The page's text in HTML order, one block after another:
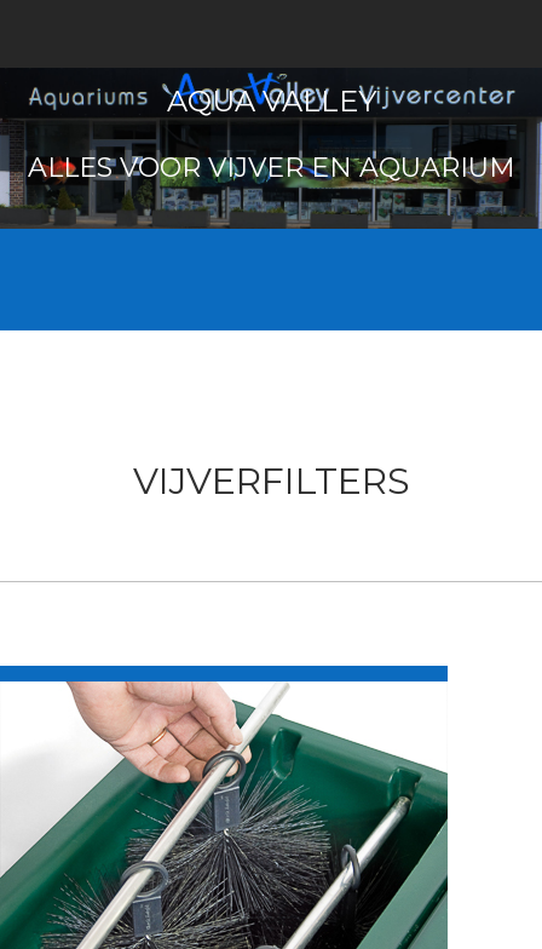
AQUA VALLEY
ALLES VOOR VIJVER EN AQUARIUM
VIJVERFILTERS